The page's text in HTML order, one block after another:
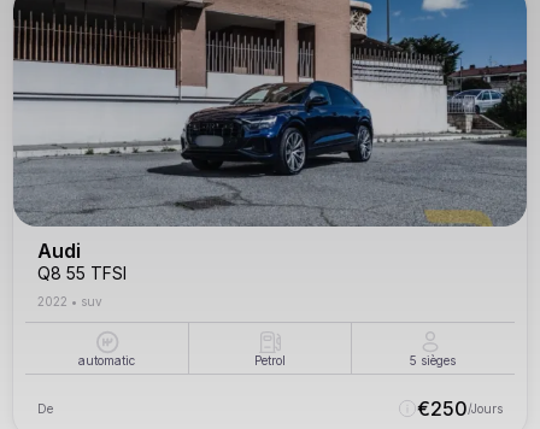
Audi
Q8 55 TFSI
2022 • suv
automatic Petrol 5 sièges
De €250/Jours